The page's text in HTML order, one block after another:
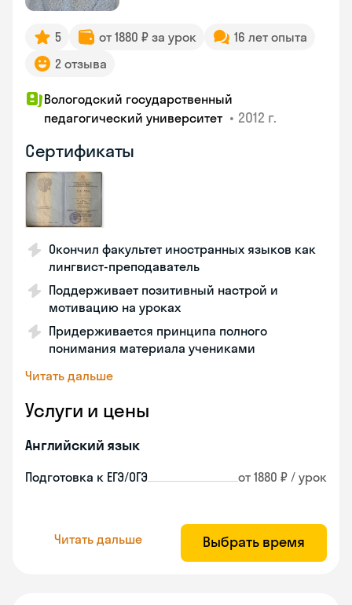
5 от 1880 ₽ за урок
16 лет опыта
2 отзыва
Вологодский государственный
педагогический университет • 2012 г.
Сертификаты
Окончил факультет иностранных языков как
лингвист-преподаватель
Поддерживает позитивный настрой и
мотивацию на уроках
Придерживается принципа полного
понимания материала учениками
Читать дальше
Услуги и цены
Английский язык
Подготовка к ЕГЭ/ОГЭ от 1880 ₽ / урок
Читать дальше Выбрать время